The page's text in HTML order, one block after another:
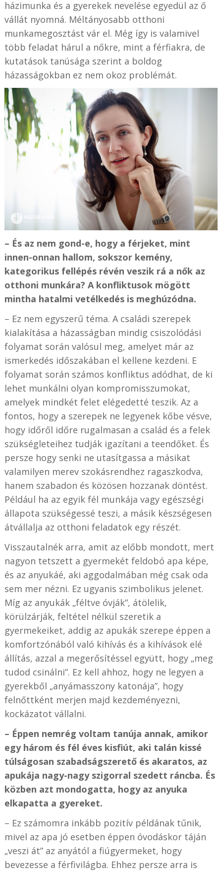
házimunka és a gyerekek nevelése egyedül az ő
vállát nyomná. Méltányosabb otthoni
munkamegosztást vár el. Még így is valamivel
több feladat hárul a nőkre, mint a férfiakra, de
kutatások tanúsága szerint a boldog
házasságokban ez nem okoz problémát.
– És az nem gond-e, hogy a férjeket, mint
innen-onnan hallom, sokszor kemény,
kategorikus fellépés révén veszik rá a nők az
otthoni munkára? A konfliktusok mögött
mintha hatalmi vetélkedés is meghúzódna.
– Ez nem egyszerű téma. A családi szerepek
kialakítása a házasságban mindig csiszolódási
folyamat során valósul meg, amelyet már az
ismerkedés időszakában el kellene kezdeni. E
folyamat során számos konfliktus adódhat, de ki
lehet munkálni olyan kompromisszumokat,
amelyek mindkét felet elégedetté teszik. Az a
fontos, hogy a szerepek ne legyenek kőbe vésve,
hogy időről időre rugalmasan a család és a felek
szükségleteihez tudják igazítani a teendőket. És
persze hogy senki ne utasítgassa a másikat
valamilyen merev szokásrendhez ragaszkodva,
hanem szabadon és közösen hozzanak döntést.
Például ha az egyik fél munkája vagy egészségi
állapota szükségessé teszi, a másik készségesen
átvállalja az otthoni feladatok egy részét.
Visszautalnék arra, amit az előbb mondott, mert
nagyon tetszett a gyermekét feldobó apa képe,
és az anyukáé, aki aggodalmában még csak oda
sem mer nézni. Ez ugyanis szimbolikus jelenet.
Míg az anyukák „féltve óvják”, átölelik,
körülzárják, feltétel nélkül szeretik a
gyermekeiket, addig az apukák szerepe éppen a
komfortzónából való kihívás és a kihívások elé
állítás, azzal a megerősítéssel együtt, hogy „meg
tudod csinálni”. Ez kell ahhoz, hogy ne legyen a
gyerekből „anyámasszony katonája”, hogy
felnőttként merjen majd kezdeményezni,
kockázatot vállalni.
– Éppen nemrég voltam tanúja annak, amikor
egy három és fél éves kisfiút, aki talán kissé
túlságosan szabadságszerető és akaratos, az
apukája nagy-nagy szigorral szedett ráncba. És
közben azt mondogatta, hogy az anyuka
elkapatta a gyereket.
– Ez számomra inkább pozitív példának tűnik,
mivel az apa jó esetben éppen óvodáskor táján
„veszi át” az anyától a fiúgyermeket, hogy
bevezesse a férfivilágba. Ehhez persze arra is